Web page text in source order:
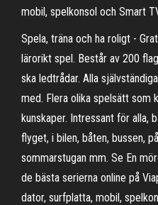
mobil, spelkonsol och Smart
Spela, träna och ha roligt -
lärorikt spel. Består av 200
ska ledtrådar. Alla
med. Flera olika spelsätt som
kunskaper. Intressant för alla,
flyget, i bilen, båten, bussen,
sommarstugan mm. Se En
de bästa serierna online på
dator, surfplatta, mobil,